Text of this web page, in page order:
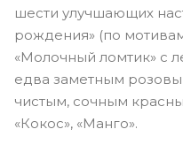
шести улучшающих
рождения» (по
«Молочный ломтик» с
едва заметным
чистым, сочным
«Кокос», «Манго».